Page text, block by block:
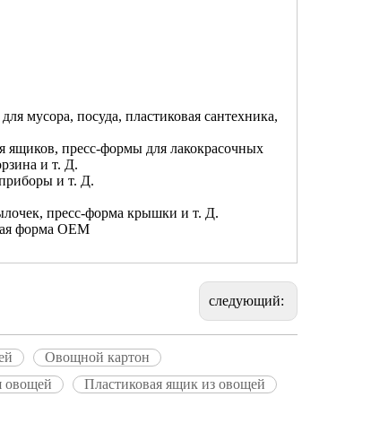
мусора, посуда, пластиковая сантехника,
пресс-формы для лакокрасочных
и т. Д.
и т. Д.
пресс-форма крышки и т. Д.
форма OEM
следующий:
Овощной картон
овощей Пластиковая ящик из овощей